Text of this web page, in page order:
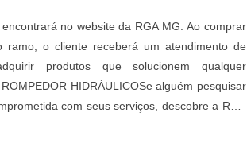
no website da RGA MG. Ao comprar
o cliente receberá um atendimento de
produtos que solucionem qualquer
HIDRÁULICOSe alguém pesquisar
com seus serviços, descobre a RGA
o ass...